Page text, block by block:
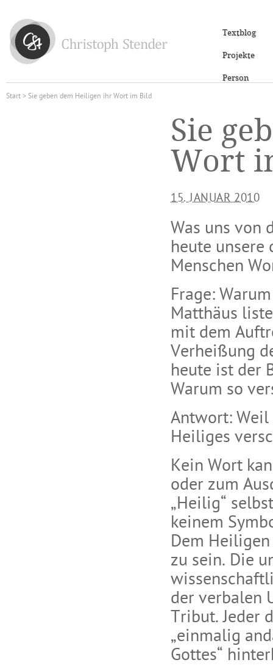
Textblog
Projekte
Person
Start> Sie geben dem Heiligen ihr Wort im Bild
Sie
Wort
15. JANUAR 2010
Was uns von
heute
Menschen
Frage:
Matthäus
mit dem
Verheißung
heute ist der
Warum so
Antwort: Weil
Heiliges
Kein Wort
oder zum
„Heilig“
keinem
Dem
zu sein. Die
der verbalen
Tribut. Jeder
„einmalig
Gottes“